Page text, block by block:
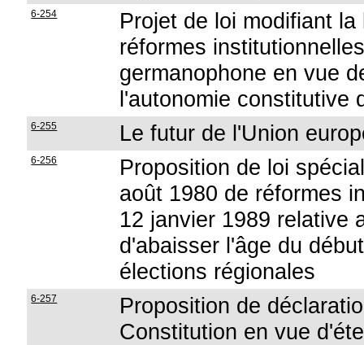
6-254
Projet de loi modifiant
réformes
germanophone en vue
l'autonomie constitutive
6-255 Le futur de l'Union
6-256
Proposition de loi
août 1980 de réformes
12 janvier 1989 relative
d'abaisser l'âge du
élections régionales
6-257
Proposition de
Constitution en vue